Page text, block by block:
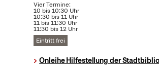
Vier Termine:
10 bis 10:30 Uhr
10:30 bis 11 Uhr
11 bis 11:30 Uhr
11:30 bis 12 Uhr
Eintritt frei
Onleihe Hilfestellung der